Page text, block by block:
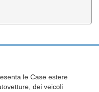
le Case estere
dei veicoli